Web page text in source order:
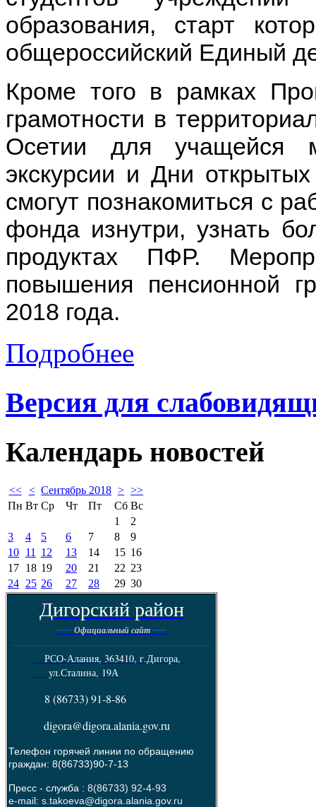
образования, старт
общероссийский Единый
Кроме того в рамках
грамотности в
Осетии для учащейся
экскурсии и Дни
смогут познакомиться с
фонда изнутри, узнать
продуктах ПФР.
повышения пенсионной
2018 года.
Подробнее
Версия для
Календарь новостей
<< < Сентябрь 2018 > >>
Пн Вт Ср Чт Пт Сб Вс
1
2
3
4 5 6 7 8
9
10 11 12 13 14 15 16
17 18 19 20 21 22 23
24 25 26 27 28 29 30
Дигорский район
---- Официальный сайт----
--------------------------------------------------------
РСО-Алания, 363410, г.Дигора,
ул.Сталина, 19А
8 (86733) 91-8-86
digora@digora.alania.gov.ru
Телефон горячей линии по обращению
граждан: 8(86733)90-7-13
Пресс - служба : 8(86733) 92-4-93
e-mail: s.takoeva@digora.alania.gov.ru